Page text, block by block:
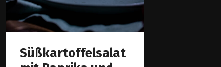
Süßkartoffelsalat